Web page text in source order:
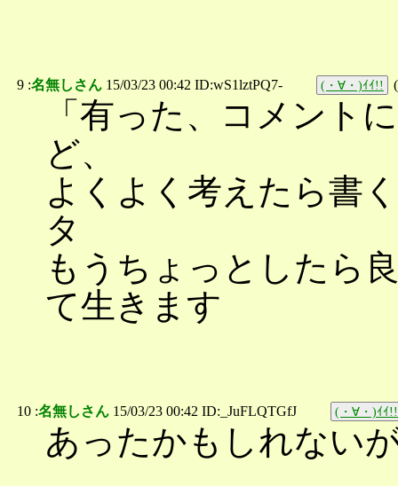
9 :名無しさん 15/03/23 00:42 ID:wS1lztPQ7- (・∀・)ｲｲ!! (
「有った、コメント
ど、
よくよく考えたら書
タ
もうちょっとしたら
て生きます
10 :名無しさん 15/03/23 00:42 ID:_JuFLQTGfJ (・∀・)ｲｲ!!
あったかもしれない